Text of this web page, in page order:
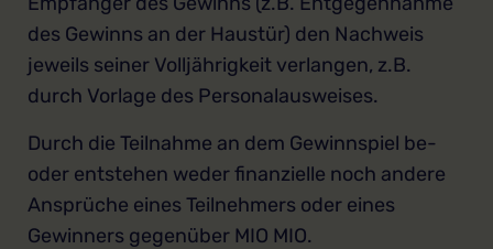
des Gewinns an der Haustür) den Nachweis
jeweils seiner Volljährigkeit verlangen, z.B.
durch Vorlage des Personalausweises.
Durch die Teilnahme an dem Gewinnspiel be-
oder entstehen weder finanzielle noch andere
Ansprüche eines Teilnehmers oder eines
Gewinners gegenüber MIO MIO.